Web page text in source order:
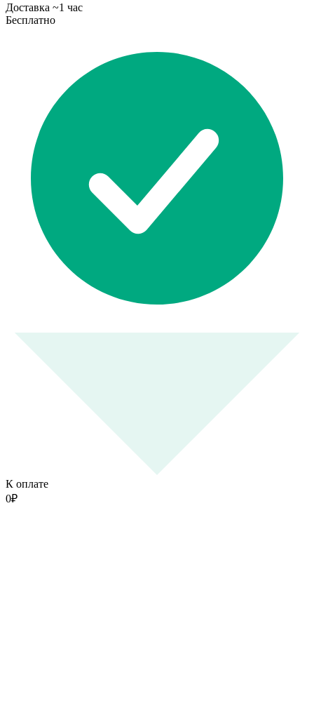
Доставка ~1 час
Бесплатно
К оплате
0₽